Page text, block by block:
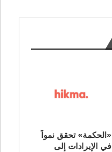
«الحكمة» تحقق نمواً
في الإيرادات إلى